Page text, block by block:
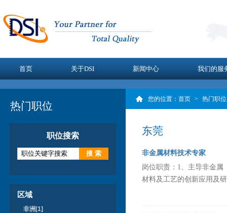
首页 关于DSI 新闻中心 我们的服
热门职位
职位搜索
区域
非洲[1]
您的位置： 首页 > 热门职位
东莞
非金属材料技术专家
岗位职责：1、主导非金
材料及工艺的创新应用及